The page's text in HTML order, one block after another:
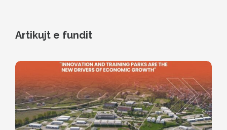
Artikujt e fundit